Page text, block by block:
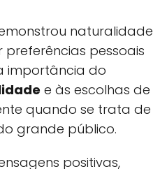
naturalidade
pessoais
importância do
e às escolhas de
quando se trata de
grande público.
positivas,